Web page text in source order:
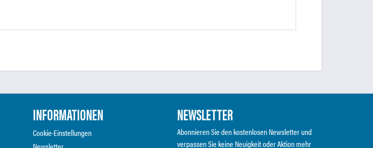
INFORMATIONEN
Cookie-Einstellungen
NEWSLETTER
Abonnieren Sie den kostenlosen Newsletter und
verpassen Sie keine Neuigkeit oder Aktion mehr